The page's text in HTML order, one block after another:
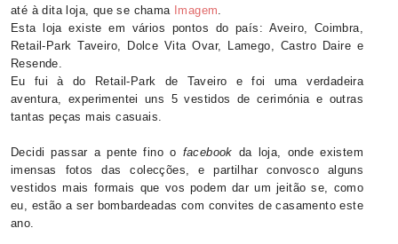
até à dita loja, que se chama Imagem
Esta loja existe em vários pontos do país: Aveiro, Coimbra,
Retail-Park Taveiro, Dolce Vita Ovar, Lamego, Castro Daire e
Resende.
Eu fui à do Retail-Park de Taveiro e foi uma verdadeira
aventura, experimentei uns 5 vestidos de cerimónia e outras
tantas peças mais casuais.
Decidi passar a pente fino o facebook da loja, onde existem
imensas fotos das colecções, e partilhar convosco alguns
vestidos mais formais que vos podem dar um jeitão se, como
eu, estão a ser bombardeadas com convites de casamento este
ano.